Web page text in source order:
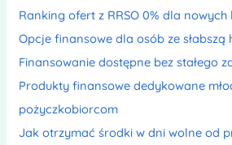
Ranking ofert z RRSO 0% dla
Opcje finansowe dla osób ze
Finansowanie dostępne bez stałego
Produkty finansowe dedykowane
pożyczkobiorcom
Jak otrzymać środki w dni wolne od